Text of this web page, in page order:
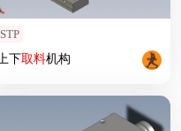
STP
上下取料机构